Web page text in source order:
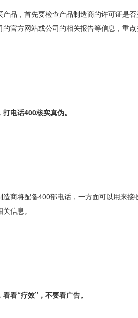
，首先要检查产品制造商的许可证是否
的官方网站或公司的相关报告等信息，重点
电话400核实真伪。
将配备400部电话，一方面可以用来接
信息。
看“疗效”，不要看广告。